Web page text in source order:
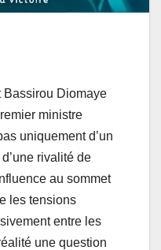
er
Bassirou Diomaye
ministre
uniquement d’un
rivalité de
au sommet
les tensions
entre les
une question